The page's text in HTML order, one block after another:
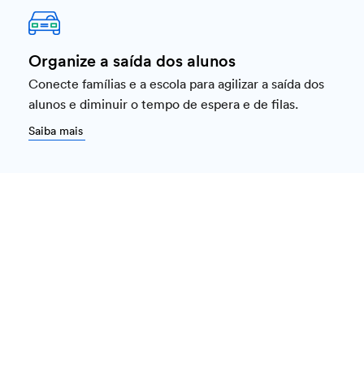
Organize a saída dos alunos
Conecte famílias e a escola para agilizar a saída dos
alunos e diminuir o tempo de espera e de filas.
Saiba mais